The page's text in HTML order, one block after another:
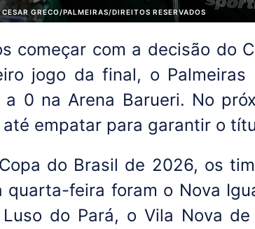
GRECO/PALMEIRAS/DIREITOS RESERVADOS
começar com a decisão do
jogo da final, o Palmeiras
a 0 na Arena Barueri. No
empatar para garantir o
do Brasil de 2026, os
quarta-feira foram o Nova
Luso do Pará, o Vila Nova